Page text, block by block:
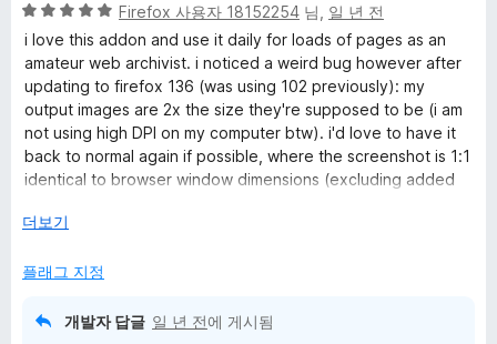
a
p
t
u
r
e
5
점
만
점
에
5
점
Firefox 사용자 18152254 님, 일 년 전
i love this addon and use it daily for loads of pages as an
amateur web archivist. i noticed a weird bug however after
updating to firefox 136 (was using 102 previously): my
output images are 2x the size they're supposed to be (i am
not using high DPI on my computer btw). i'd love to have it
back to normal again if possible, where the screenshot is 1:1
identical to browser window dimensions (excluding added
happen to know how to fix this? hopefully this is the right
눌
서
더보기
플래그 지정
개발자 답글 일 년 전에 게시됨